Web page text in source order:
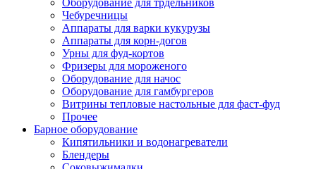
Оборудование для трдельников
Чебуречницы
Аппараты для варки кукурузы
Аппараты для корн-догов
Урны для фуд-кортов
Фризеры для мороженого
Оборудование для начос
Оборудование для гамбургеров
Витрины тепловые настольные для фаст-фуд
Прочее
Барное оборудование
Кипятильники и водонагреватели
Блендеры